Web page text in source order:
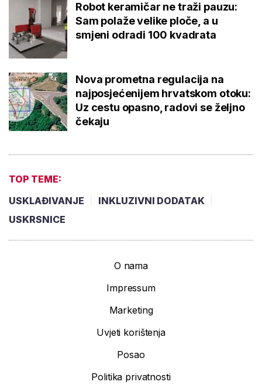
Robot keramičar ne traži pauzu:
Sam polaže velike ploče, a u
smjeni odradi 100 kvadrata
Nova prometna regulacija na
najposjećenijem hrvatskom otoku:
Uz cestu opasno, radovi se željno
čekaju
TOP TEME:
USKLAĐIVANJE
INKLUZIVNI DODATAK
USKRSNICE
O nama
Impressum
Marketing
Uvjeti korištenja
Posao
Politika privatnosti